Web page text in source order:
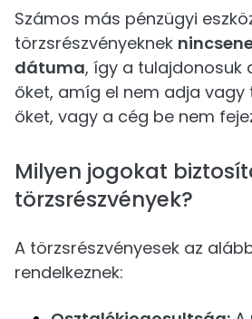
Számos más pénzügyi
törzsrészvényeknek
dátuma, így a tulajdonosuk
őket, amíg el nem adja
őket, vagy a cég be nem
Milyen jogokat
törzsrészvények?
A törzsrészvényesek az
rendelkeznek: